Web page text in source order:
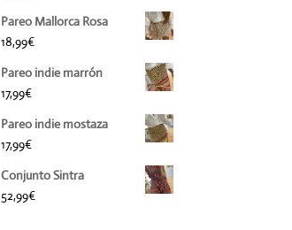
Pareo Mallorca Rosa
18,99€
Pareo indie marrón
17,99€
Pareo indie mostaza
17,99€
Conjunto Sintra
52,99€